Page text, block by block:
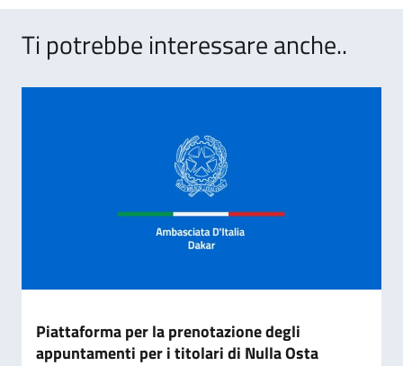
Ti potrebbe interessare anche..
Piattaforma per la prenotazione degli
appuntamenti per i titolari di Nulla Osta